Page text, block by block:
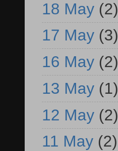
18 May (2)
17 May (3)
16 May (2)
13 May (1)
12 May (2)
11 May (2)